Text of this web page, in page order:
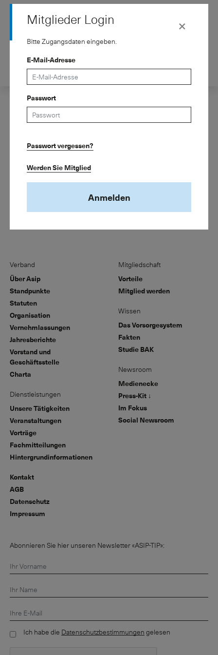
Kontakt de fr
Verband
Dienstleistungen
Wissen
Newsroom
Kreuzstrasse 26
8008 Zürich
Verband
Über Asip
Standpunkte
Statuten
Organisation
Vernehmlassungen
Jahresberichte
Vorstand und
Geschäftsstelle
Charta
Dienstleistungen
Unsere Tätigkeiten
Veranstaltungen
Vorträge
Fachmitteilungen
Hintergrundinformationen
Mitgliedschaft
Vorteile
Mitglied werden
Wissen
Das Vorsorgesystem
Fakten
Studie BAK
Newsroom
Medienecke
Press-Kit ↓
Im Fokus
Social Newsroom
Kontakt
AGB
Datenschutz
Impressum
Abonnieren Sie hier unseren Newsletter «ASIP-TIP»:
Ich habe die Datenschutzbestimmungengelesen
×
Mitglieder Login
Bitte Zugangsdaten eingeben.
E-Mail-Adresse
Passwort
Passwort vergessen?
Werden Sie Mitglied
Anmelden